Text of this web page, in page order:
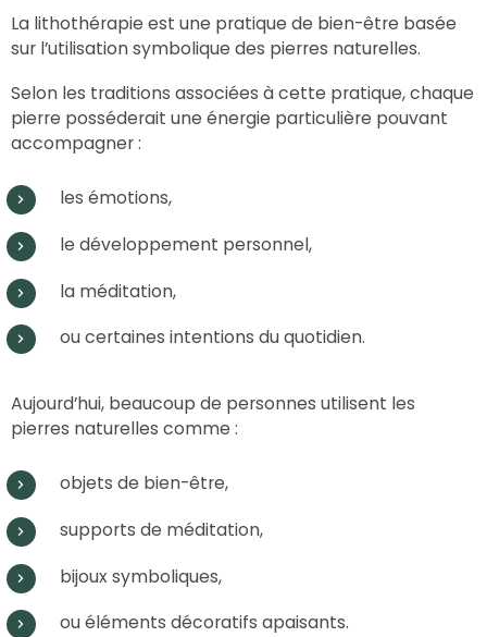
La lithothérapie est une pratique de bien-être basée
sur l’utilisation symbolique des pierres naturelles.
Selon les traditions associées à cette pratique, chaque
pierre posséderait une énergie particulière pouvant
accompagner :
les émotions,
le développement personnel,
la méditation,
ou certaines intentions du quotidien.
Aujourd’hui, beaucoup de personnes utilisent les
pierres naturelles comme :
objets de bien-être,
supports de méditation,
bijoux symboliques,
ou éléments décoratifs apaisants.